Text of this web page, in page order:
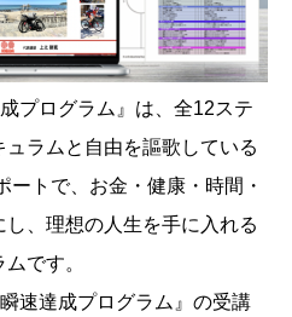
プログラム』は、全12ステ
ラムと自由を謳歌している
トで、お金・健康・時間・
、理想の人生を手に入れる
です。
速達成プログラム』の受講